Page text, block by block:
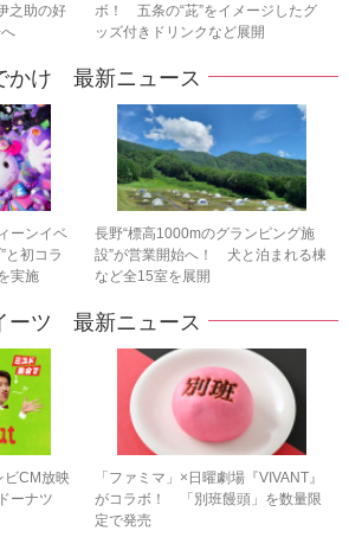
之助の好
ボ！ 五条の“茈”をイメージしたグ
ッズ付きドリンクなど展開
かけ 最新ニュース
ーンイベ
初コラ
実施
長野“標高1000mのグランピング施
設”が営業開始へ！ 犬と泊まれる棟
など全15室を展開
ーツ 最新ニュース
ビCM放映
ーナツ
「ファミマ」×日曜劇場『VIVANT』
がコラボ！ 「別班饅頭」を数量限
定で発売